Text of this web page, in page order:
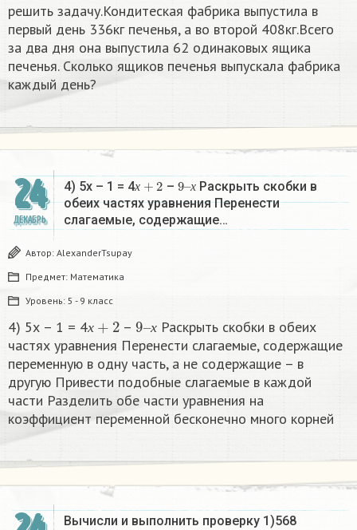
решить задачу.Кондитеская фабрика выпустила в
первый день 336кг печенья, а во второй 408кг.Всего
за два дня она выпустила 62 одинаковых ящика
печенья. Сколько ящиков печенья выпускала фабрика
каждый день?
24
ДЕКАБРЬ
4) 5х – 1 = 4х
х+2 – х
9–
х
Раскрыть скобки в
обеих частях уравнения Перенести
слагаемые, содержащие…
Автор: AlexanderTsupay
Предмет: Математика
Уровень: 5 - 9 класс
4) 5х – 1 = 4х – х
9
х
Раскрыть скобки в обеих
частях уравнения Перенести слагаемые, содержащие
переменную в одну часть, а не содержащие – в
другую Привести подобные слагаемые в каждой
части Разделить обе части уравнения на
коэффициент переменной бесконечно много корней​
Вычисли и выполнить проверку 1)568